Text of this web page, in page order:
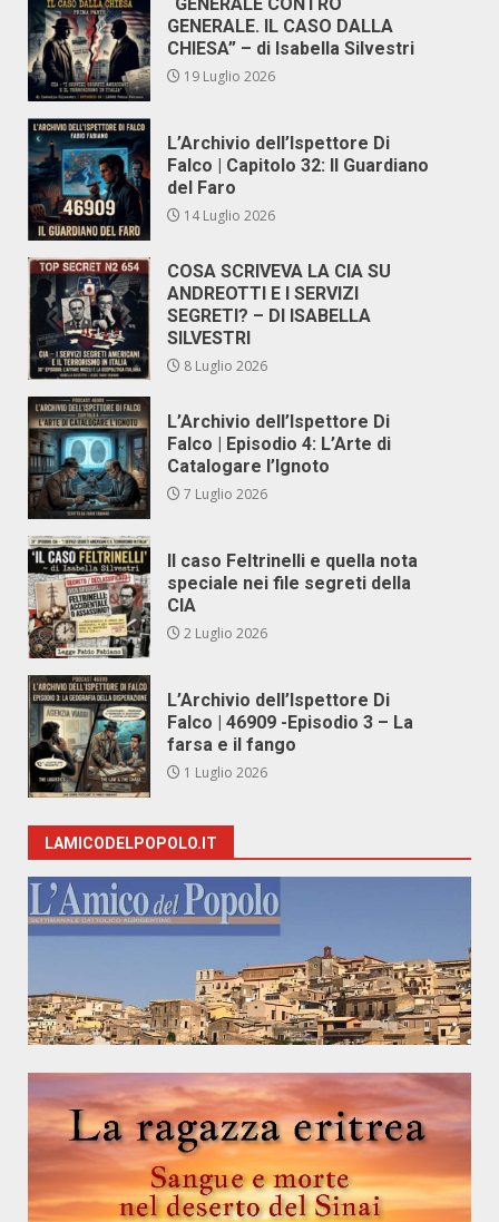
GENERALE. IL CASO DALLA
CHIESA” – di Isabella Silvestri
19 Luglio 2026
L’Archivio dell’Ispettore Di
Falco | Capitolo 32: Il Guardiano
del Faro
14 Luglio 2026
COSA SCRIVEVA LA CIA SU
ANDREOTTI E I SERVIZI
SEGRETI? – DI ISABELLA
SILVESTRI
8 Luglio 2026
L’Archivio dell’Ispettore Di
Falco | Episodio 4: L’Arte di
Catalogare l’Ignoto
7 Luglio 2026
Il caso Feltrinelli e quella nota
speciale nei file segreti della
CIA
2 Luglio 2026
L’Archivio dell’Ispettore Di
Falco | 46909 -Episodio 3 – La
farsa e il fango
1 Luglio 2026
LAMICODELPOPOLO.IT